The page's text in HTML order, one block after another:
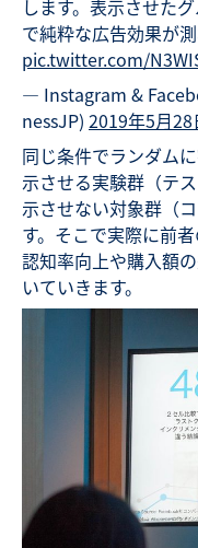
します。表示させた
で純粋な広告効果が
pic.twitter.com/
— Instagram &
nessJP) 2019年5月28
同じ条件でランダム
示させる実験群（テ
示させない対象群（
す。そこで実際に前
認知率向上や購入額
いていきます。